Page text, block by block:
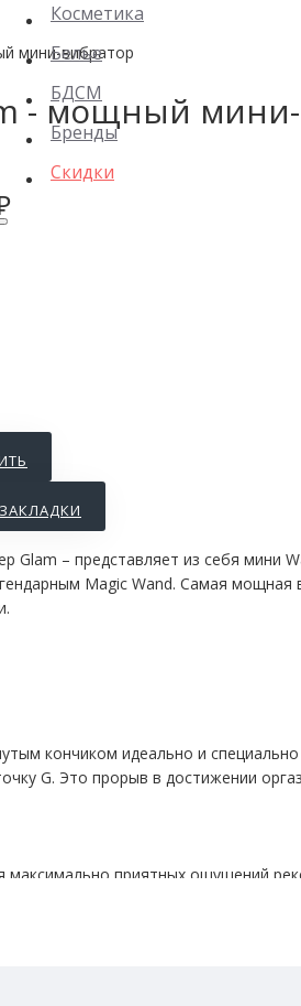
Косметика
Белье
БДСМ
Бренды
Скидки
- мощный мини-
Glam – представляет из себя мини
Magic Wand. Самая
кончиком идеально и
G. Это прорыв в достижении
максимально приятных ощущений